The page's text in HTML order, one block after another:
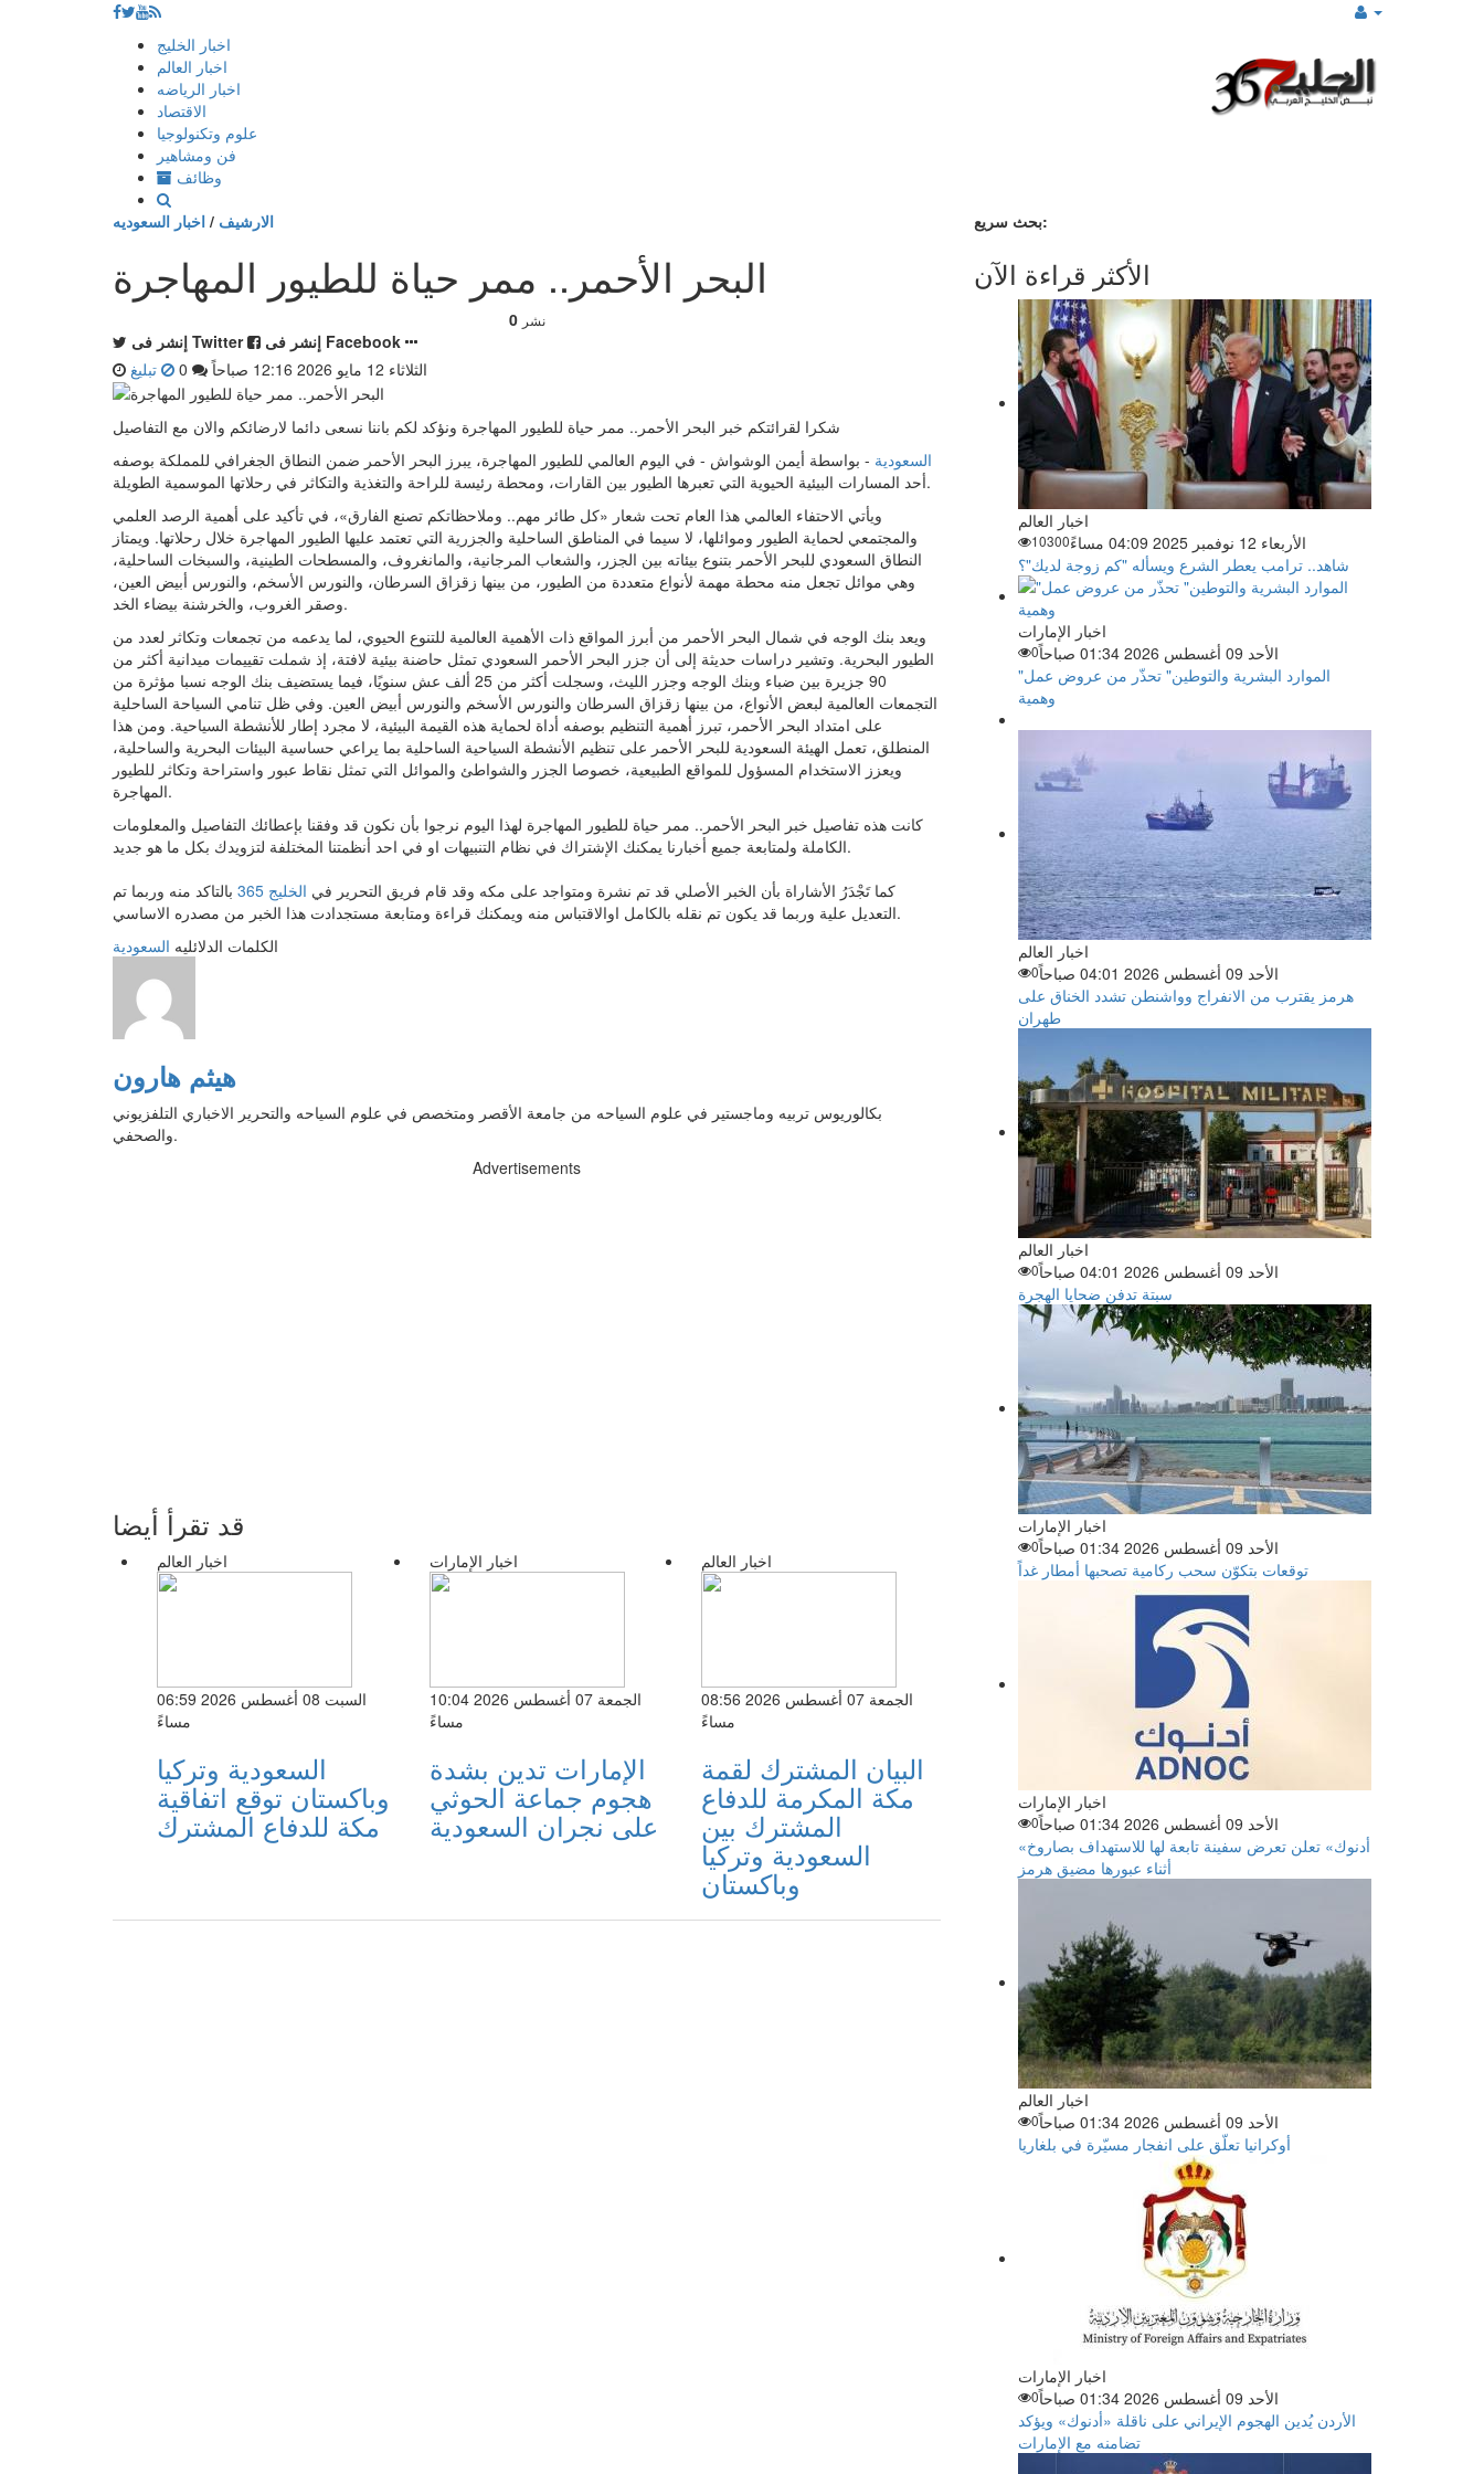
إذهب
المحتوى
اخبار الخليج
اخبار العالم
اخبار الرياضه
الاقتصاد
علوم وتكنولوجيا
فن ومشاهير
وظائف
الارشيف / اخبار السعوديه
البحر الأحمر.. ممر حياة للطيور المهاجرة
0 نشر
إنشر فى Twitter
إنشر فى Facebook
الثلاثاء 12 مايو 2026 12:16 صباحاً
تبليغ
شكرا لقرائتكم خبر البحر الأحمر.. ممر حياة للطيور المهاجرة ونؤكد لكم باننا نسعى دائما لارضائكم والان مع التفاصيل
السعودية - بواسطة أيمن الوشواش - في اليوم العالمي للطيور المهاجرة، يبرز البحر الأحمر ضمن النطاق الجغرافي للمملكة بوصفه
أحد المسارات البيئية الحيوية التي تعبرها الطيور بين القارات، ومحطة رئيسة للراحة والتغذية والتكاثر في رحلاتها الموسمية الطويلة.
ويأتي الاحتفاء العالمي هذا العام تحت شعار «كل طائر مهم.. وملاحظاتكم تصنع الفارق»، في تأكيد على أهمية الرصد العلمي
والمجتمعي لحماية الطيور وموائلها، لا سيما في المناطق الساحلية والجزرية التي تعتمد عليها الطيور المهاجرة خلال رحلاتها. ويمتاز
النطاق السعودي للبحر الأحمر بتنوع بيئاته بين الجزر، والشعاب المرجانية، والمانغروف، والمسطحات الطينية، والسبخات الساحلية،
وهي موائل تجعل منه محطة مهمة لأنواع متعددة من الطيور، من بينها زقزاق السرطان، والنورس الأسخم، والنورس أبيض العين،
وصقر الغروب، والخرشنة بيضاء الخد.
ويعد بنك الوجه في شمال البحر الأحمر من أبرز المواقع ذات الأهمية العالمية للتنوع الحيوي، لما يدعمه من تجمعات وتكاثر لعدد من
الطيور البحرية. وتشير دراسات حديثة إلى أن جزر البحر الأحمر السعودي تمثل حاضنة بيئية لافتة، إذ شملت تقييمات ميدانية أكثر من
90 جزيرة بين ضباء وبنك الوجه وجزر الليث، وسجلت أكثر من 25 ألف عش سنويًا، فيما يستضيف بنك الوجه نسبا مؤثرة من
التجمعات العالمية لبعض الأنواع، من بينها زقزاق السرطان والنورس الأسخم والنورس أبيض العين. وفي ظل تنامي السياحة الساحلية
على امتداد البحر الأحمر، تبرز أهمية التنظيم بوصفه أداة لحماية هذه القيمة البيئية، لا مجرد إطار للأنشطة السياحية. ومن هذا
المنطلق، تعمل الهيئة السعودية للبحر الأحمر على تنظيم الأنشطة السياحية الساحلية بما يراعي حساسية البيئات البحرية والساحلية،
ويعزز الاستخدام المسؤول للمواقع الطبيعية، خصوصا الجزر والشواطئ والموائل التي تمثل نقاط عبور واستراحة وتكاثر للطيور
المهاجرة.
كانت هذه تفاصيل خبر البحر الأحمر.. ممر حياة للطيور المهاجرة لهذا اليوم نرجوا بأن نكون قد وفقنا بإعطائك التفاصيل والمعلومات
الكاملة ولمتابعة جميع أخبارنا يمكنك الإشتراك في نظام التنبيهات او في احد أنظمتنا المختلفة لتزويدك بكل ما هو جديد.
كما تَجْدَرُ الأشاراة بأن الخبر الأصلي قد تم نشرة ومتواجد على مكه وقد قام فريق التحرير في الخليج 365
بالتاكد منه وربما تم
التعديل علية وربما قد يكون تم نقله بالكامل اوالاقتباس منه ويمكنك قراءة ومتابعة مستجدادت هذا الخبر من مصدره الاساسي.
الكلمات الدلائليه السعودية
هيثم هارون
بكالوريوس تربيه وماجستير في علوم السياحه من جامعة الأقصر ومتخصص في علوم السياحه والتحرير الاخباري التلفزيوني
والصحفي.
Advertisements
قد تقرأ أيضا
اخبار العالم
السبت 08 أغسطس 2026 06:59
مساءً
السعودية وتركيا
وباكستان توقع اتفاقية
مكة للدفاع المشترك
اخبار الإمارات
الجمعة 07 أغسطس 2026 10:04
مساءً
الإمارات تدين بشدة
هجوم جماعة الحوثي
على نجران السعودية
اخبار العالم
الجمعة 07 أغسطس 2026 08:56
مساءً
البيان المشترك لقمة
مكة المكرمة للدفاع
المشترك بين
السعودية وتركيا
وباكستان
بحث سريع:
الأكثر قراءة الآن
اخبار العالم
الأربعاء 12 نوفمبر 2025 04:09 مساءً
10300
شاهد.. ترامب يعطر الشرع ويسأله "كم زوجة لديك"؟
اخبار الإمارات
الأحد 09 أغسطس 2026 01:34 صباحاً
0
"الموارد البشرية والتوطين" تحذّر من عروض عمل
وهمية
اخبار العالم
الأحد 09 أغسطس 2026 04:01 صباحاً
0
هرمز يقترب من الانفراج وواشنطن تشدد الخناق على
طهران
اخبار العالم
الأحد 09 أغسطس 2026 04:01 صباحاً
0
سبتة تدفن ضحايا الهجرة
اخبار الإمارات
الأحد 09 أغسطس 2026 01:34 صباحاً
0
توقعات بتكوّن سحب ركامية تصحبها أمطار غداً
اخبار الإمارات
الأحد 09 أغسطس 2026 01:34 صباحاً
0
«أدنوك» تعلن تعرض سفينة تابعة لها للاستهداف بصاروخ
أثناء عبورها مضيق هرمز
اخبار العالم
الأحد 09 أغسطس 2026 01:34 صباحاً
0
أوكرانيا تعلّق على انفجار مسيّرة في بلغاريا
اخبار الإمارات
الأحد 09 أغسطس 2026 01:34 صباحاً
0
الأردن يُدين الهجوم الإيراني على ناقلة «أدنوك» ويؤكد
تضامنه مع الإمارات